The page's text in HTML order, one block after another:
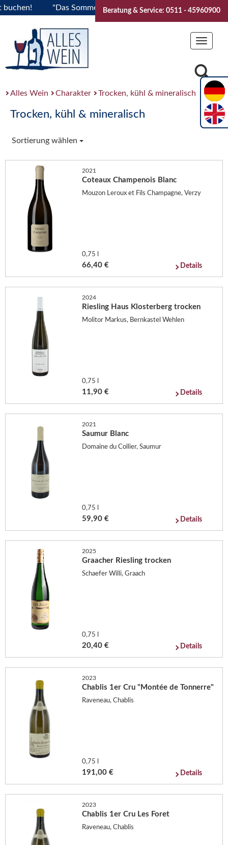
"Das Sommerfest 2026" Vive la Bourgogne..Tickets
Beratung & Service: 0511 - 45960900
Toggle
Alles Wein Charakter Trocken, kühl & mineralisch
Trocken, kühl & mineralisch
Sortierung wählen
2021
Coteaux Champenois Blanc
Mouzon Leroux et Fils Champagne, Verzy
0,75 l
66,40 € Details
2024
Riesling Haus Klosterberg trocken
Molitor Markus, Bernkastel Wehlen
0,75 l
11,90 € Details
2021
Saumur Blanc
Domaine du Collier, Saumur
0,75 l
59,90 € Details
2025
Graacher Riesling trocken
Schaefer Willi, Graach
0,75 l
20,40 € Details
2023
Chablis 1er Cru "Montée de Tonnerre"
Raveneau, Chablis
0,75 l
191,00 € Details
2023
Chablis 1er Cru Les Foret
Raveneau, Chablis